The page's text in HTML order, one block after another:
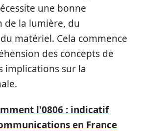
une bonne
de la lumière, du
matériel. Cela commence
des concepts de
implications sur la
l'0806 : indicatif
en France